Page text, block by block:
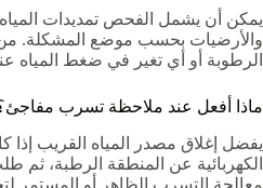
يمكن أن يشمل الفحص تمديدات
والأرضيات بحسب موضع المشكلة.
الرطوبة أو أي تغير في ضغط المياه
ماذا أفعل عند ملاحظة تسرب
يفضل إغلاق مصدر المياه القريب إذا
الكهربائية عن المنطقة الرطبة،
معالجة التسرب الظاهر أو المستمر